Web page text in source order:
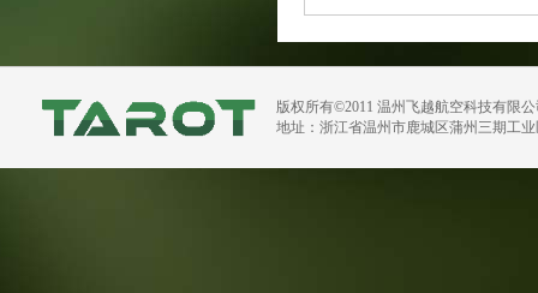
版权所有©2011 温州飞越航空科技有限
地址：浙江省温州市鹿城区蒲州三期工业